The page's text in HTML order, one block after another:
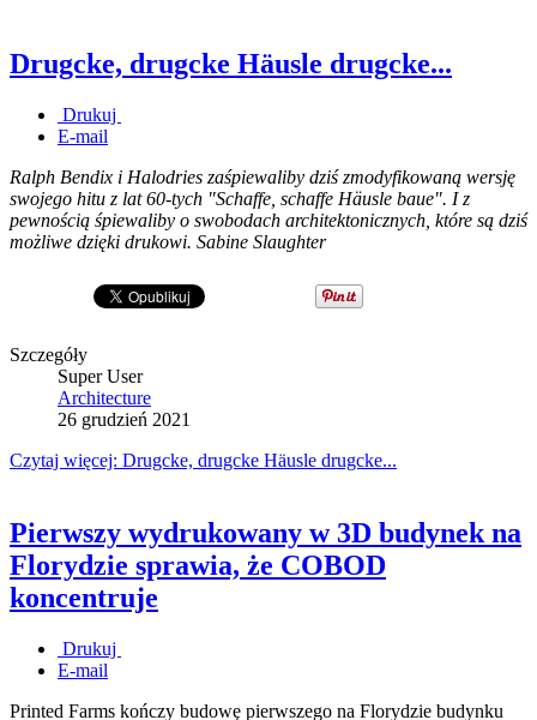
Drugcke, drugcke Häusle drugcke...
Drukuj
E-mail
Ralph Bendix i Halodries zaśpiewaliby dziś zmodyfikowaną wersję
swojego hitu z lat 60-tych "Schaffe, schaffe Häusle baue". I z
pewnością śpiewaliby o swobodach architektonicznych, które są dziś
możliwe dzięki drukowi. Sabine Slaughter
Szczegóły
Super User
Architecture
26 grudzień 2021
Czytaj więcej: Drugcke, drugcke Häusle drugcke...
Pierwszy wydrukowany w 3D budynek na
Florydzie sprawia, że COBOD
koncentruje
Drukuj
E-mail
Printed Farms kończy budowę pierwszego na Florydzie budynku